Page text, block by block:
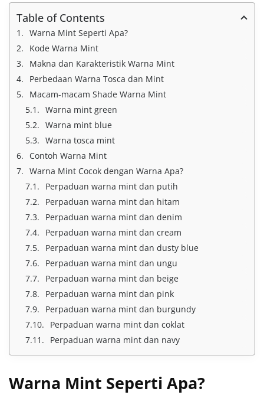
Table of Contents
Warna Mint Seperti Apa?
Kode Warna Mint
Makna dan Karakteristik Warna Mint
Perbedaan Warna Tosca dan Mint
Macam-macam Shade Warna Mint
Warna mint green
Warna mint blue
Warna tosca mint
Contoh Warna Mint
Warna Mint Cocok dengan Warna Apa?
Perpaduan warna mint dan putih
Perpaduan warna mint dan hitam
Perpaduan warna mint dan denim
Perpaduan warna mint dan cream
Perpaduan warna mint dan dusty blue
Perpaduan warna mint dan ungu
Perpaduan warna mint dan beige
Perpaduan warna mint dan pink
Perpaduan warna mint dan burgundy
Perpaduan warna mint dan coklat
Perpaduan warna mint dan navy
Warna Mint Seperti Apa?